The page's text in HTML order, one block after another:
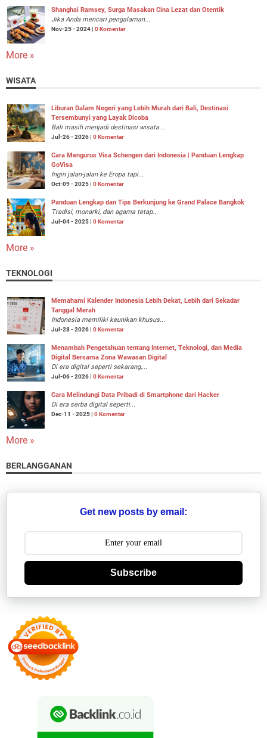
Shanghai Ramsey, Surga Masakan Cina Lezat dan Otentik
Jika Anda mencari pengalaman...
Nov-25 - 2024 | 0 Komentar
More »
WISATA
Liburan Dalam Negeri yang Lebih Murah dari Bali, Destinasi
Tersembunyi yang Layak Dicoba
Bali masih menjadi destinasi wisata...
Jul-26 - 2026 | 0 Komentar
Cara Mengurus Visa Schengen dari Indonesia | Panduan Lengkap
GoVisa
Ingin jalan-jalan ke Eropa tapi...
Oct-09 - 2025 | 0 Komentar
Panduan Lengkap dan Tips Berkunjung ke Grand Palace Bangkok
Tradisi, monarki, dan agama tetap...
Jul-04 - 2025 | 0 Komentar
More »
TEKNOLOGI
Memahami Kalender Indonesia Lebih Dekat, Lebih dari Sekadar
Tanggal Merah
Indonesia memiliki keunikan khusus...
Jul-28 - 2026 | 0 Komentar
Menambah Pengetahuan tentang Internet, Teknologi, dan Media
Digital Bersama Zona Wawasan Digital
Di era digital seperti sekarang,...
Jul-06 - 2026 | 0 Komentar
Cara Melindungi Data Pribadi di Smartphone dari Hacker
Di era serba digital seperti...
Dec-11 - 2025 | 0 Komentar
More »
BERLANGGANAN
Get new posts by email:
Subscribe